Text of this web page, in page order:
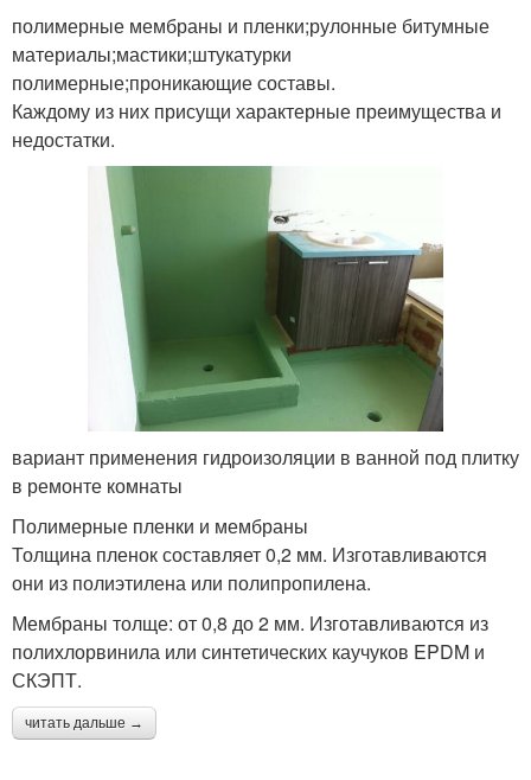
полимерные мембраны и пленки;рулонные битумные
материалы;мастики;штукатурки
полимерные;проникающие составы.
Каждому из них присущи характерные преимущества и
недостатки.
вариант применения гидроизоляции в ванной под плитку
в ремонте комнаты
Полимерные пленки и мембраны
Толщина пленок составляет 0,2 мм. Изготавливаются
они из полиэтилена или полипропилена.
Мембраны толще: от 0,8 до 2 мм. Изготавливаются из
полихлорвинила или синтетических каучуков EPDM и
СКЭПТ.
читать дальше →